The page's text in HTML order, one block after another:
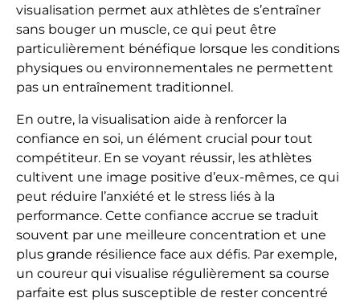
visualisation permet aux athlètes de s’entraîner
sans bouger un muscle, ce qui peut être
particulièrement bénéfique lorsque les conditions
physiques ou environnementales ne permettent
pas un entraînement traditionnel.
En outre, la visualisation aide à renforcer la
confiance en soi, un élément crucial pour tout
compétiteur. En se voyant réussir, les athlètes
cultivent une image positive d’eux-mêmes, ce qui
peut réduire l’anxiété et le stress liés à la
performance. Cette confiance accrue se traduit
souvent par une meilleure concentration et une
plus grande résilience face aux défis. Par exemple,
un coureur qui visualise régulièrement sa course
parfaite est plus susceptible de rester concentré